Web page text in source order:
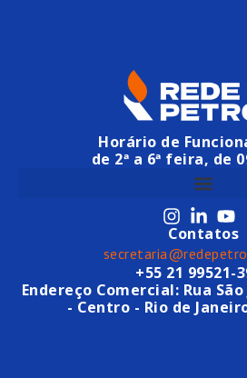
Horário de
de 2ª a 6ª feira, de
Contatos
+55 21 99521-
Endereço Comercial: Rua
- Centro - Rio de